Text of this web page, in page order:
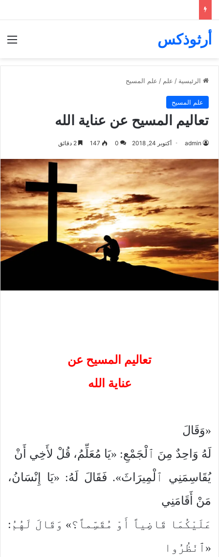
أرثوذكس
الرئيسية / علم / علم المسيح
علم المسيح
تعاليم المسيح عن عناية الله
admin أكتوبر 24, 2018 0
147
تعاليم المسيح عن
عناية الله
«وَقَالَ
لَهُ وَاحِدٌ مِنَ ٱلْجَمْعِ: «يَا مُعَلِّمُ، قُلْ لأَخِي أَنْ
يُقَاسِمَنِي ٱلْمِيرَاثَ». فَقَالَ لَهُ: «يَا إِنْسَانُ،
مَنْ أَقَامَنِي
عَلَيْكُمَا قَاضِياً أَوْ مُقَسِّماً؟» وَقَالَ لَهُمُ:
«ٱنْظُرُوا